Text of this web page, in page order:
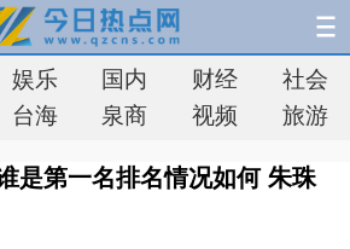
娱乐 国内 财经
社会
台海 泉商 视频 旅游
是第一名排名情况如何 朱珠